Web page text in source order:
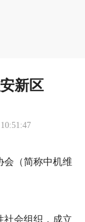
新区
（简称中机维
会组织，成立